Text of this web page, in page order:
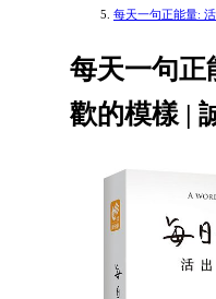
每天一句正能量:
每天一句正
歡的模樣 |